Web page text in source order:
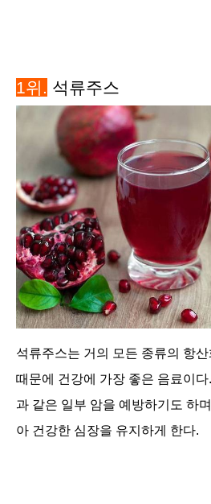
1위. 석류주스
석류주스는 거의 모든 종류의 항산
때문에 건강에 가장 좋은 음료이
과 같은 일부 암을 예방하기도 하
아 건강한 심장을 유지하게 한다.